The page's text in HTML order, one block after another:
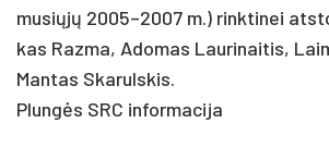
mu­siųjų 2005–2007 m.) rink­ti­nei
kas Raz­ma, Ado­mas Lau­ri­nai­tis,
Man­tas Ska­ruls­kis.
Plungės SRC in­for­ma­ci­ja